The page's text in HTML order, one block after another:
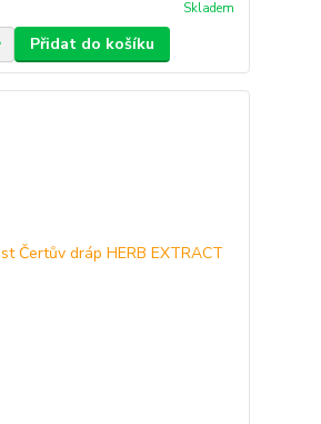
Skladem
Přidat do košíku